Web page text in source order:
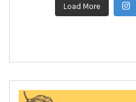
Load More